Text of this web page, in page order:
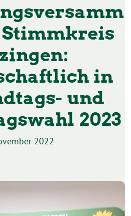
in
und
2023
2022